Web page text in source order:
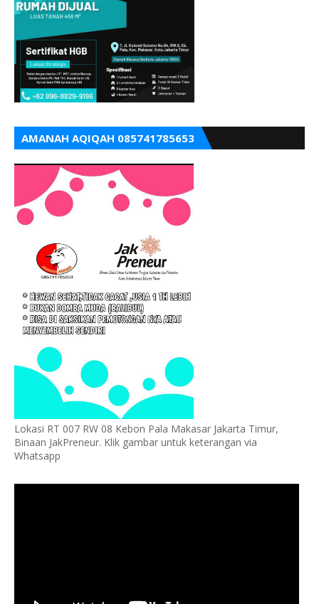
AMANAH AQIQAH 085741785653
Lokasi RT 007 RW 08 Kebon Pala Makasar Jakarta Timur,
Binaan JakPreneur. Klik gambar untuk keterangan via
Whatsapp